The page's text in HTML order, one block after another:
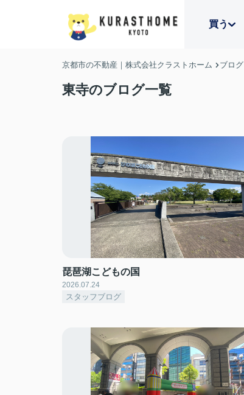
買う
京都市の不動産｜株式会社クラストホーム ブログ
東寺のブログ一覧
琵琶湖こどもの国
2026.07.24
スタッフブログ